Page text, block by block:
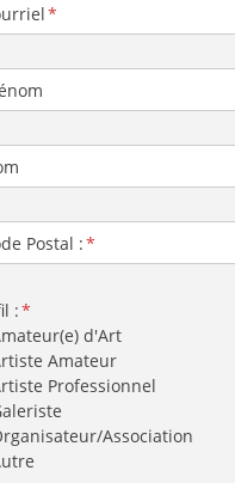
Postal :
:
d'Art
Amateur
Professionnel
Association